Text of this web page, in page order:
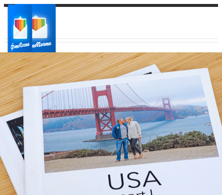
Ваш город:
Ваш регион доставки
Выберите из списка: